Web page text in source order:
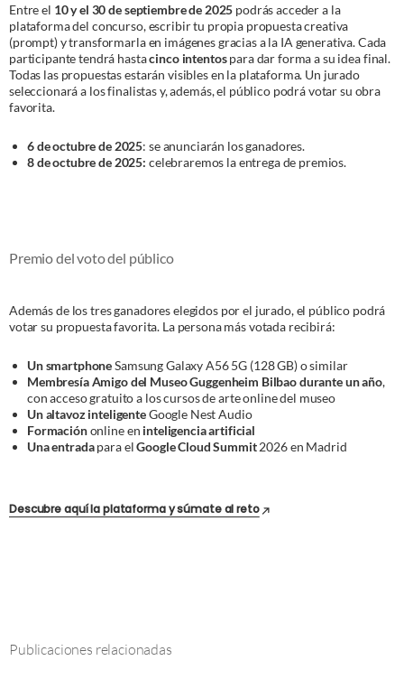
Entre el 10 y el 30 de septiembre de 2025 podrás acceder a la
plataforma del concurso, escribir tu propia propuesta creativa
(prompt) y transformarla en imágenes gracias a la IA generativa. Cada
participante tendrá hastacinco intentospara dar forma a su idea final.
Todas las propuestas estarán visibles en la plataforma. Un jurado
seleccionará a los finalistas y, además, el público podrá votar su obra
favorita.
6 de octubre de 2025: se anunciarán los ganadores.
8 de octubre de 2025: celebraremos la entrega de premios.
Premio del voto del público
Además de los tres ganadores elegidos por el jurado, el público podrá
votar su propuesta favorita. La persona más votada recibirá:
Un smartphoneSamsung Galaxy A56 5G (128 GB) o similar
Membresía Amigo del Museo Guggenheim Bilbao durante un año,
con acceso gratuito a los cursos de arte online del museo
Un altavoz inteligenteGoogle Nest Audio
Formaciónonline en inteligencia artificial
Una entradapara elGoogle Cloud Summit2026 en Madrid
Descubre aquí la plataforma y súmate al reto
Publicaciones relacionadas